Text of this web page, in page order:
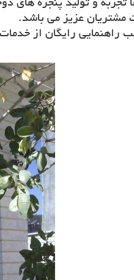
عزیز می باشد.
رایگان از خدمات